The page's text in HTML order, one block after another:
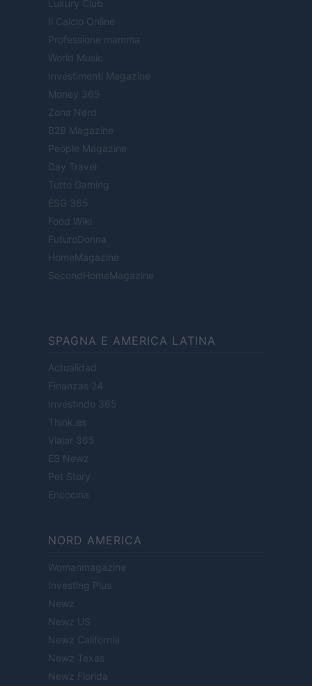
Luxury Club
Il Calcio Online
Professione mamma
World Music
Investimenti Magazine
Money 365
Zona Nerd
B2B Magazine
People Magazine
Day Travel
Tutto Gaming
ESG 365
Food Wiki
FuturoDonna
HomeMagazine
SecondHomeMagazine
SPAGNA E AMERICA LATINA
Actualidad
Finanzas 24
Investindo 365
Think.es
Viajar 365
ES Newz
Pet Story
Encocina
NORD AMERICA
Womanmagazine
Investing Plus
Newz
Newz US
Newz California
Newz Texas
Newz Florida